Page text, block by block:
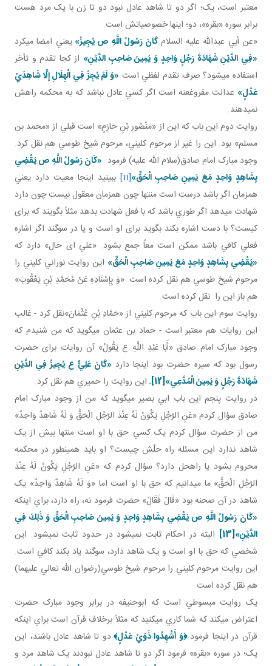
معتبر است، يک؛ اگر دو تا شاهد عادل نبود دو تا زن با يک مرد هست
برابر سوره «بقره»، دو؛ اينها خصوصياتش است.
«عن أبي عبدالله عليه السلامكَانَ رَسُولُ اللَّهِ ص يُجِيزُ»يعني امضا مي کرد
«فِي الدَّيْنِ شَهَادَةَ رَجُلٍ وَاحِدٍ وَ يَمِينَ صَاحِبِ الدَّيْنِ» از کجا تقدم و تأخر
استفاده مي شود؟ صرف تقدم لفظي است «وَ لَمْ يُجِزْ فِي الْهِلَالِ إِلَّا شَاهِدَيْ
عَدْلٍ» عدالت مفروغ عنه است اگر کسي عادل نباشد که به محکمه راهش
نمي دهند.
روايت دوم اين باب که اين از «مَنْصُورِ بْنِ حَازِمٍ» است قبلي از «محمد بن
مسلم» بود. اين را غير از مرحوم کليني، مرحوم شيخ طوسي هم نقل کرد.
وجود مبارک امام صادق(سلام الله عليه) فرمود: «کَانَ رَسُولُ اللَّهِ ص يَقْضِي
بِشَاهِدٍ وَاحِدٍ مَعَ يَمِينِ صَاحِبِ الْحَقِّ»[11]
ببينيد اينجا معيت دارد يعني
همزمان اگر باشد درست است منتها چون همزمان معقول نيست چون دارد
شهادت مي دهد اگر طوري باشد که با فعل شهادت بدهد مثلاً بگويند که برای
کيست؟ با دست اشاره بکند بگويد برای او است و يا در سوگند اگر اشاره
فعلي کافي باشد ممکن است معاً جمع بشود. «علي ای حال» دارد که
«يَقْضِي بِشَاهِدٍ وَاحِدٍ مَعَ يَمِينِ صَاحِبِ الْحَقِّ» اين روايت نوراني کليني را
مرحوم شيخ طوسي هم نقل کرده است. «وَ بِإِسْنَادِهِ عَنْ مُحَمَّدِ بْنِ يَعْقُوبَ»
هم باز اين را نقل کرده است.
روايت سوم اين باب که مرحوم کليني از «حَمَّادِ بْنِ عُثْمَانَ»نقل کرد - غالب
اين روايات هم معتبر است - حماد بن عثمان مي گويد که من شنيدم که
وجود مبارک امام صادق «أَبَا عَبْدِ اللَّهِ ع يَقُولُ» آن روايات برای حضرت
رسول بود که سيره حضرت بود اينجا دارد «كَانَ عَلِيٌّ ع يُجِيزُ فِي الدَّيْنِ
شَهَادَةَ رَجُلٍ وَ يَمِينَ الْمُدَّعِي»[12]
. اين روايت را حميري هم نقل کرد.
در روايت پنجم اين باب ابي بصير مي گويد که من از وجود مبارک امام
صادق سؤال کردم «عَنِ الرَّجُلِ يَكُونُ لَهُ عِنْدَ الرَّجُلِ الْحَقُّ وَ لَهُ شَاهِدٌ وَاحِدٌ»
من از حضرت سؤال کردم يک کسي حق با او است منتها بيش از يک
شاهد ندارد اين مسئله راه حلّش چيست؟ او بايد همين طور در محکمه
محروم بشود يا راه حل دارد؟ سؤال کردم که «عَنِ الرَّجُلِ يَكُونُ لَهُ عِنْدَ
الرَّجُلِ الْحَقُّ» ما مي دانيم که حق با او است اما «وَ لَهُ شَاهِدٌ وَاحِدٌ» يک
شاهد در آن صحنه بود «قَالَ فَقَالَ» حضرت فرمود نه، راه دارد، براي اينکه
«كَانَ رَسُولُ اللَّهِ ص يَقْضِي بِشَاهِدٍ وَاحِدٍ وَ يَمِينَ صَاحِبِ الْحَقِّ وَ ذَلِكَ فِي
الدَّيْنِ»[13]
البته در احکام ثابت نمي شود در حدود ثابت نمي شود. اين
شخصي که حق با او است و يک شاهد دارد، سوگند ياد بکند کافي است.
اين روايت مرحوم کليني را مرحوم شيخ طوسي(رضوان الله تعالي عليهما)
هم نقل کرده است.
يک روايت مبسوطي است که ابوحنيفه در برابر وجود مبارک حضرت
اعتراض مي کند که شما کاري مي کنيد که مثلاً برخلاف قرآن است براي اينکه
قرآن در اينجا فرمود﴿وَ أَشْهِدُوا ذَوَيْ عَدْلٍ﴾دو تا شاهد عادل باشند، اين
يک؛ در سوره «بقره» فرمود اگر دو تا شاهد عادل نبودند يک شاهد مرد و